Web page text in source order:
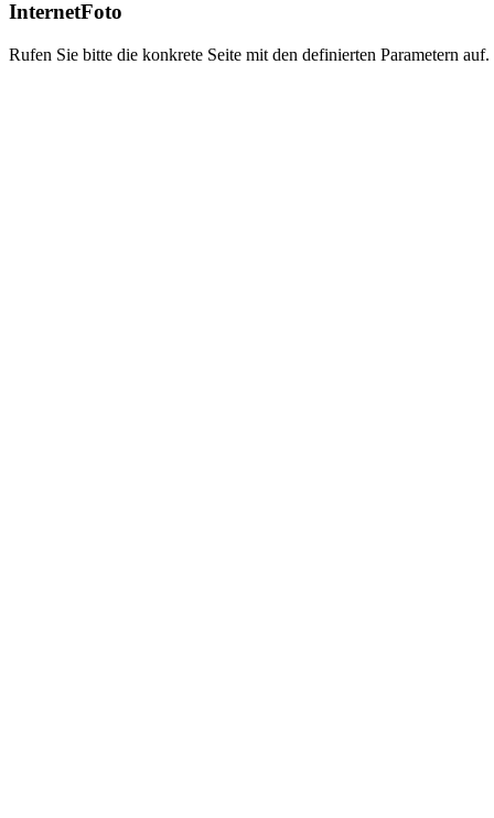
InternetFoto
Rufen Sie bitte die konkrete Seite mit den definierten Parametern auf.